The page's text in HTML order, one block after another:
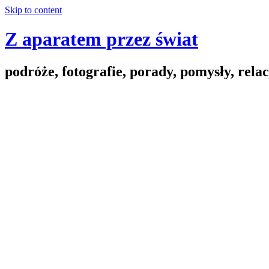
Skip to content
Z aparatem przez świat
podróże, fotografie, porady, pomysły,